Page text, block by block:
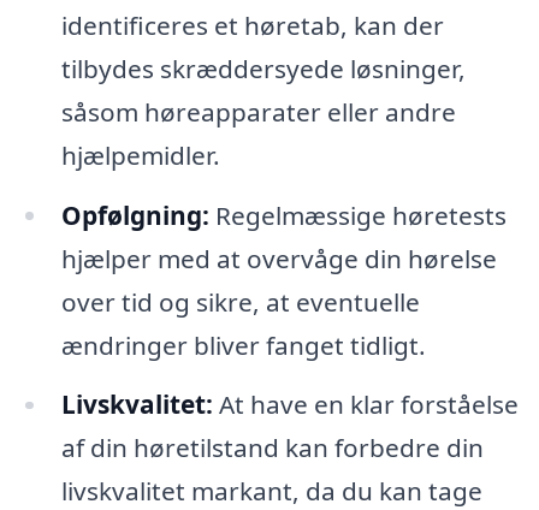
identificeres et høretab, kan der
tilbydes skræddersyede løsninger,
såsom høreapparater eller andre
hjælpemidler.
Opfølgning: Regelmæssige høretests
hjælper med at overvåge din hørelse
over tid og sikre, at eventuelle
ændringer bliver fanget tidligt.
Livskvalitet: At have en klar forståelse
af din høretilstand kan forbedre din
livskvalitet markant, da du kan tage